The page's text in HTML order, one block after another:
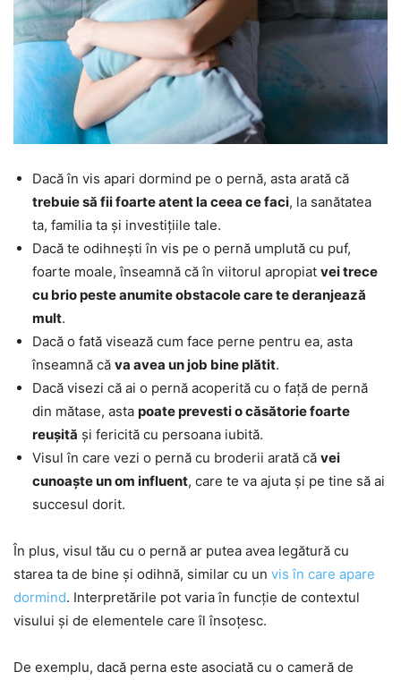
Dacă în vis apari dormind pe o pernă, asta arată că
trebuie să fii foarte atent la ceea ce faci, la sanătatea
ta, familia ta și investițiile tale.
Dacă te odihnești în vis pe o pernă umplută cu puf,
foarte moale, înseamnă că în viitorul apropiat vei trece
cu brio peste anumite obstacole care te deranjează
mult.
Dacă o fată visează cum face perne pentru ea, asta
înseamnă că va avea un job bine plătit.
Dacă visezi că ai o pernă acoperită cu o față de pernă
din mătase, asta poate prevesti o căsătorie foarte
reușită și fericită cu persoana iubită.
Visul în care vezi o pernă cu broderii arată că vei
cunoaște un om influent, care te va ajuta și pe tine să ai
succesul dorit.
În plus, visul tău cu o pernă ar putea avea legătură cu
starea ta de bine și odihnă, similar cu un vis în care apare
dormind. Interpretările pot varia în funcție de contextul
visului și de elementele care îl însoțesc.
De exemplu, dacă perna este asociată cu o cameră de